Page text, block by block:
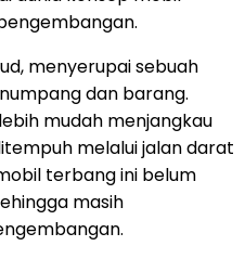
menyerupai sebuah
dan barang.
mudah menjangkau
melalui jalan darat
terbang ini belum
masih